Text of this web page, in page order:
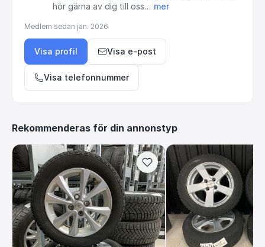
hör gärna av dig till oss… mer
Medlem sedan jan. 2026
Visa profil Visa e-post
Visa telefonnummer
Rekommenderas för din annonstyp